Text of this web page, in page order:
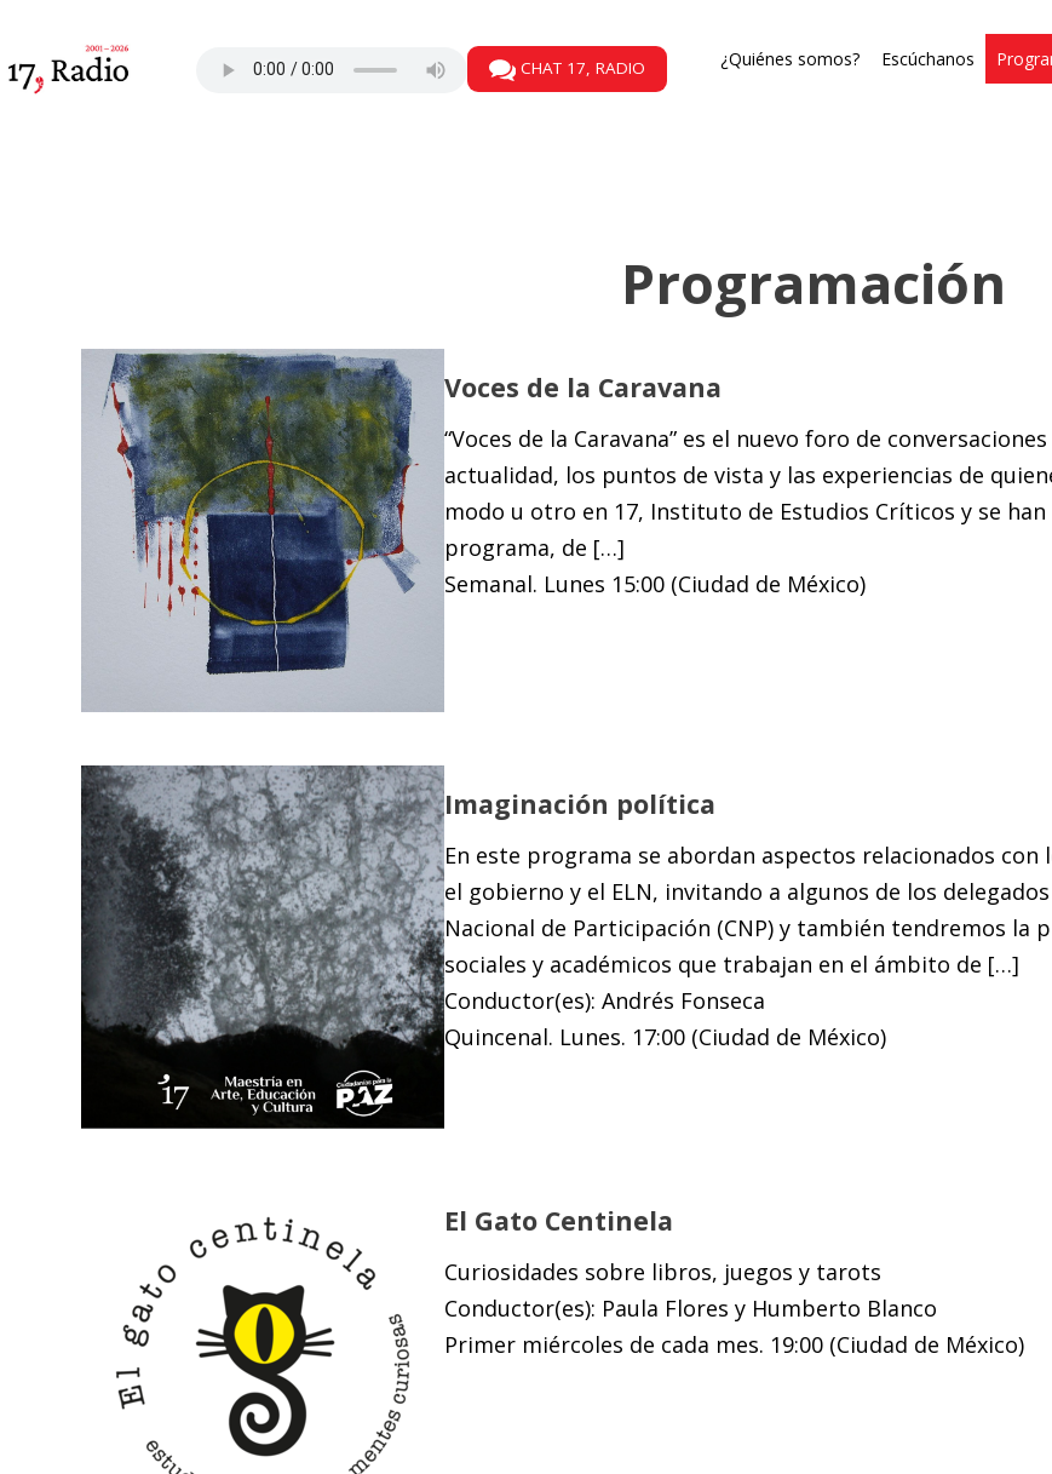
CHAT 17, RADIO
¿Quiénes somos?
Escúchanos
Programación
Voces de la Caravana
“Voces de la Caravana” es el nuevo foro de
actualidad, los puntos de vista y las experiencias de
modo u otro en 17, Instituto de Estudios Críticos y se
programa, de […]
Semanal. Lunes 15:00 (Ciudad de México)
Imaginación política
En este programa se abordan aspectos relacionados
el gobierno y el ELN, invitando a algunos de los
Nacional de Participación (CNP) y también tendremos la
sociales y académicos que trabajan en el ámbito de […]
Conductor(es): Andrés Fonseca
Quincenal. Lunes. 17:00 (Ciudad de México)
El Gato Centinela
Curiosidades sobre libros, juegos y tarots
Conductor(es): Paula Flores y Humberto Blanco
Primer miércoles de cada mes. 19:00 (Ciudad de México)